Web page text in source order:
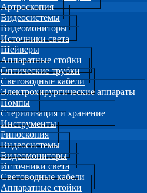
Артроскопия
Видеосистемы
Видеомониторы
Источники света
Шейверы
Аппаратные стойки
Оптические трубки
Световодные кабели
Электрохирургические аппараты
Помпы
Стерилизация и хранение
Инструменты
Риноскопия
Видеосистемы
Видеомониторы
Источники света
Световодные кабели
Аппаратные стойки